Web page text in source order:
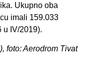
Ukupno oba
imali 159.033
u IV/2019).
foto: Aerodrom Tivat